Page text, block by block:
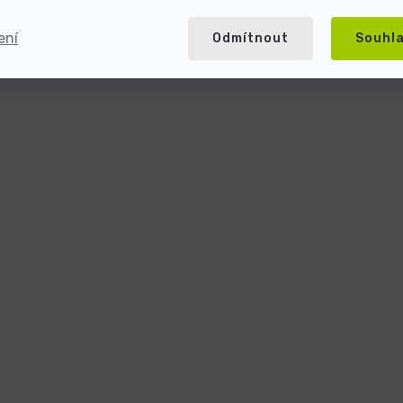
Odmítnout